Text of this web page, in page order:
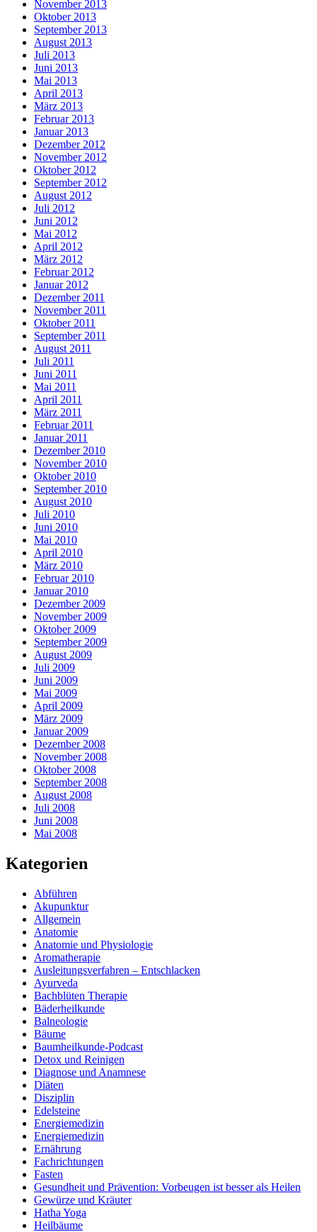
November 2013
Oktober 2013
September 2013
August 2013
Juli 2013
Juni 2013
Mai 2013
April 2013
März 2013
Februar 2013
Januar 2013
Dezember 2012
November 2012
Oktober 2012
September 2012
August 2012
Juli 2012
Juni 2012
Mai 2012
April 2012
März 2012
Februar 2012
Januar 2012
Dezember 2011
November 2011
Oktober 2011
September 2011
August 2011
Juli 2011
Juni 2011
Mai 2011
April 2011
März 2011
Februar 2011
Januar 2011
Dezember 2010
November 2010
Oktober 2010
September 2010
August 2010
Juli 2010
Juni 2010
Mai 2010
April 2010
März 2010
Februar 2010
Januar 2010
Dezember 2009
November 2009
Oktober 2009
September 2009
August 2009
Juli 2009
Juni 2009
Mai 2009
April 2009
März 2009
Januar 2009
Dezember 2008
November 2008
Oktober 2008
September 2008
August 2008
Juli 2008
Juni 2008
Mai 2008
Kategorien
Abführen
Akupunktur
Allgemein
Anatomie
Anatomie und Physiologie
Aromatherapie
Ausleitungsverfahren – Entschlacken
Ayurveda
Bachblüten Therapie
Bäderheilkunde
Balneologie
Bäume
Baumheilkunde-Podcast
Detox und Reinigen
Diagnose und Anamnese
Diäten
Disziplin
Edelsteine
Energiemedizin
Energiemedizin
Ernährung
Fachrichtungen
Fasten
Gesundheit und Prävention: Vorbeugen ist besser als Heilen
Gewürze und Kräuter
Hatha Yoga
Heilbäume